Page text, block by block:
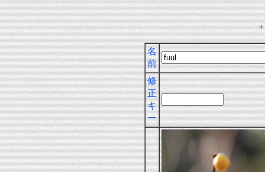
名
前
修
正
キ
ー